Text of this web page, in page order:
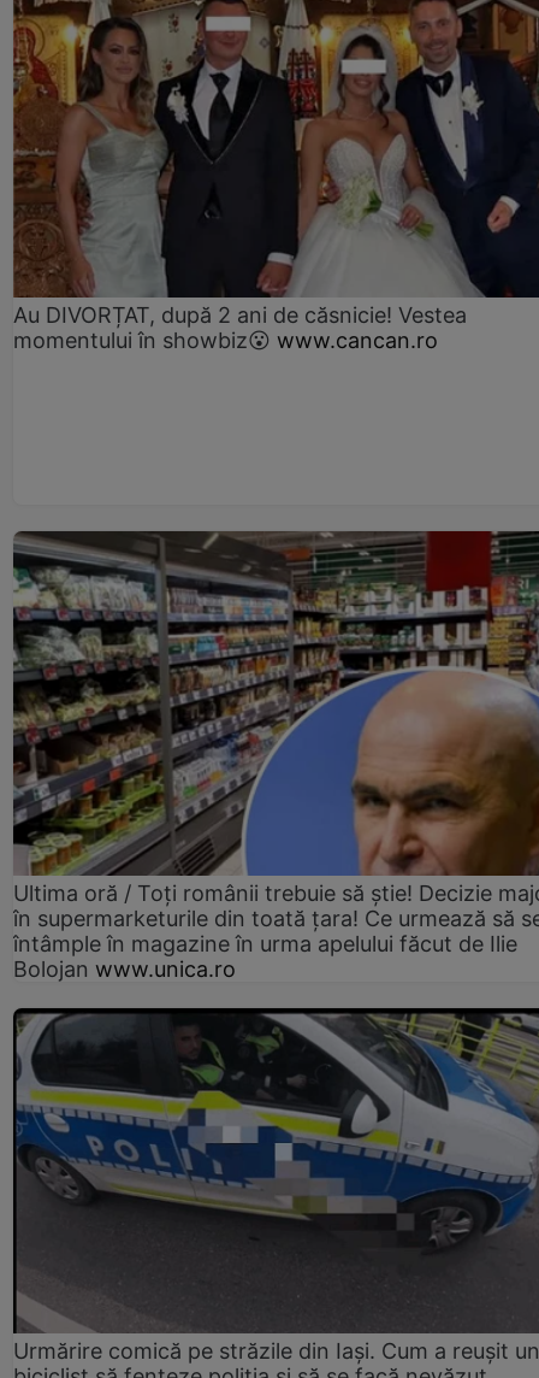
Au DIVORȚAT, după 2 ani de căsnicie! Vestea
momentului în showbiz😮 www.cancan.ro
Ultima oră / Toți românii trebuie să știe! Decizie
în supermarketurile din toată țara! Ce urmează să
întâmple în magazine în urma apelului făcut de Ilie
Bolojan www.unica.ro
Urmărire comică pe străzile din Iași. Cum a reușit un